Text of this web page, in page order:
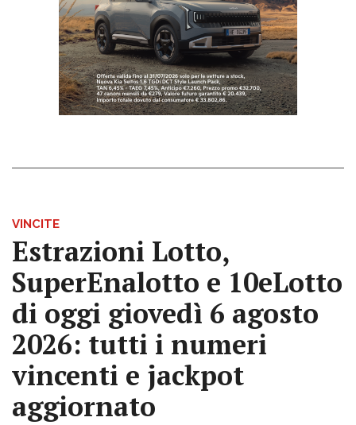
VINCITE
Estrazioni Lotto,
SuperEnalotto e 10eLotto
di oggi giovedì 6 agosto
2026: tutti i numeri
vincenti e jackpot
aggiornato